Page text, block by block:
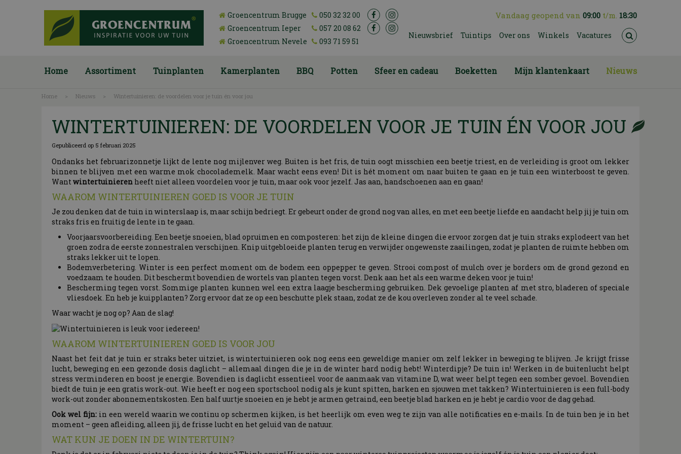
Home > Nieuws > Wintertuinieren: de voordelen voor je tuin én voor jou
Vandaag geopend van 09:00 t/m. 18:30
Groencentrum Brugge
050 32 32 00
Groencentrum Ieper
057 20 08 62
Groencentrum Nevele
093 71 59 51
Nieuwsbrief Tuintips Over ons Winkels Vacatures
Home Assortiment Tuinplanten Kamerplanten BBQ Potten Sfeer en cadeau Boeketten Mijn klantenkaart Nieuws
WINTERTUINIEREN: DE VOORDELEN VOOR JE TUIN ÉN VOOR JOU
Gepubliceerd op 5 februari 2025
Ondanks het februarizonnetje lijkt de lente nog mijlenver weg. Buiten is het fris, de tuin oogt misschien een beetje triest, en de verleiding is groot om lekker
binnen te blijven met een warme mok chocolademelk. Maar wacht eens even! Dit is hét moment om naar buiten te gaan en je tuin een winterboost te geven.
Wantwintertuinieren heeft niet alleen voordelen voor je tuin, maar ook voor jezelf. Jas aan, handschoenen aan en gaan!
WAAROM WINTERTUINIEREN GOED IS VOOR JE TUIN
Je zou denken dat de tuin in winterslaap is, maar schijn bedriegt. Er gebeurt onder de grond nog van alles, en met een beetje liefde en aandacht help jij je tuin om
straks fris en fruitig de lente in te gaan.
Voorjaarsvoorbereiding. Een beetje snoeien, blad opruimen en composteren: het zijn de kleine dingen die ervoor zorgen dat je tuin straks explodeert van het
groen zodra de eerste zonnestralen verschijnen. Knip uitgebloeide planten terug en verwijder ongewenste zaailingen, zodat je planten de ruimte hebben om
straks lekker uit te lopen.
Bodemverbetering. Winter is een perfect moment om de bodem een oppepper te geven. Strooi compost of mulch over je borders om de grond gezond en
voedzaam te houden. Dit beschermt bovendien de wortels van planten tegen vorst. Denk aan het als een warme deken voor je tuin!
Bescherming tegen vorst. Sommige planten kunnen wel een extra laagje bescherming gebruiken. Dek gevoelige planten af met stro, bladeren of speciale
vliesdoek. En heb je kuipplanten? Zorg ervoor dat ze op een beschutte plek staan, zodat ze de kou overleven zonder al te veel schade.
Waar wacht je nog op? Aan de slag!
WAAROM WINTERTUINIEREN GOED IS VOOR JOU
Naast het feit dat je tuin er straks beter uitziet, is wintertuinieren ook nog eens een geweldige manier om zelf lekker in beweging te blijven. Je krijgt frisse
lucht, beweging en een gezonde dosis daglicht – allemaal dingen die je in de winter hard nodig hebt! Winterdipje? De tuin in! Werken in de buitenlucht helpt
stress verminderen en boost je energie. Bovendien is daglicht essentieel voor de aanmaak van vitamine D, wat weer helpt tegen een somber gevoel. Bovendien
biedt de tuin je een gratis work-out. Wie heeft er nog een sportschool nodig als je kunt spitten, harken en sjouwen met takken? Wintertuinieren is een full-body
work-out zonder abonnementskosten. Een half uurtje snoeien en je hebt je armen getraind, een beetje blad harken en je hebt je cardio voor de dag gehad.
Ook wel fijn:in een wereld waarin we continu op schermen kijken, is het heerlijk om even weg te zijn van alle notificaties en e-mails. In de tuin ben je in het
moment – geen afleiding, alleen jij, de frisse lucht en het geluid van de natuur.
WAT KUN JE DOEN IN DE WINTERTUIN?